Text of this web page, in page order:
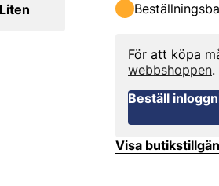
Liten
För att köpa
webbshoppen.
Beställ
Visa